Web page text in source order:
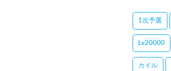
1次予選
Lv20000
カイル